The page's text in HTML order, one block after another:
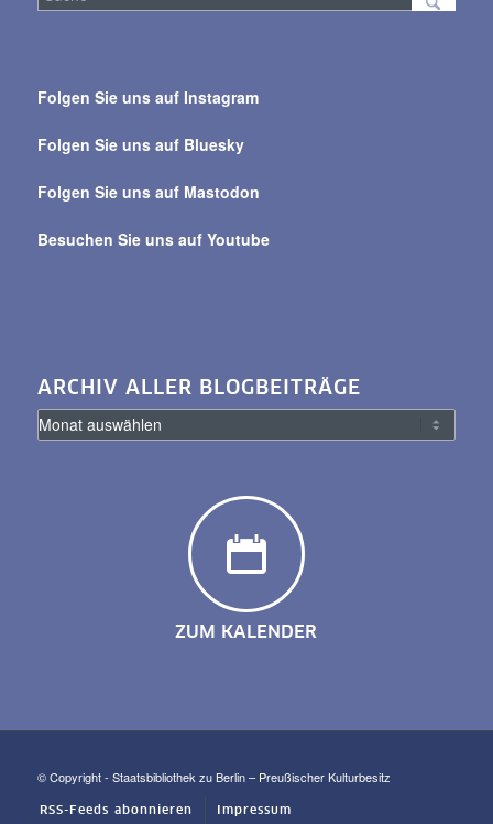
alle
Folgen Sie uns auf Instagram
Folgen Sie uns auf Bluesky
Folgen Sie uns auf Mastodon
Besuchen Sie uns auf Youtube
ARCHIV ALLER BLOGBEITRÄGE
ZUM KALENDER
© Copyright - Staatsbibliothek zu Berlin – Preußischer Kulturbesitz
RSS-Feeds abonnieren Impressum